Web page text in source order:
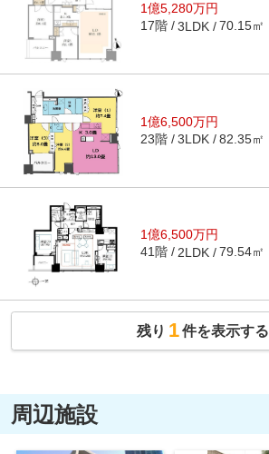
1億5,280万円
17階 3LDK 70.15㎡
1億6,500万円
23階 3LDK 82.35㎡
1億6,500万円
41階 2LDK 79.54㎡
残り 1件を表示する
周辺施設